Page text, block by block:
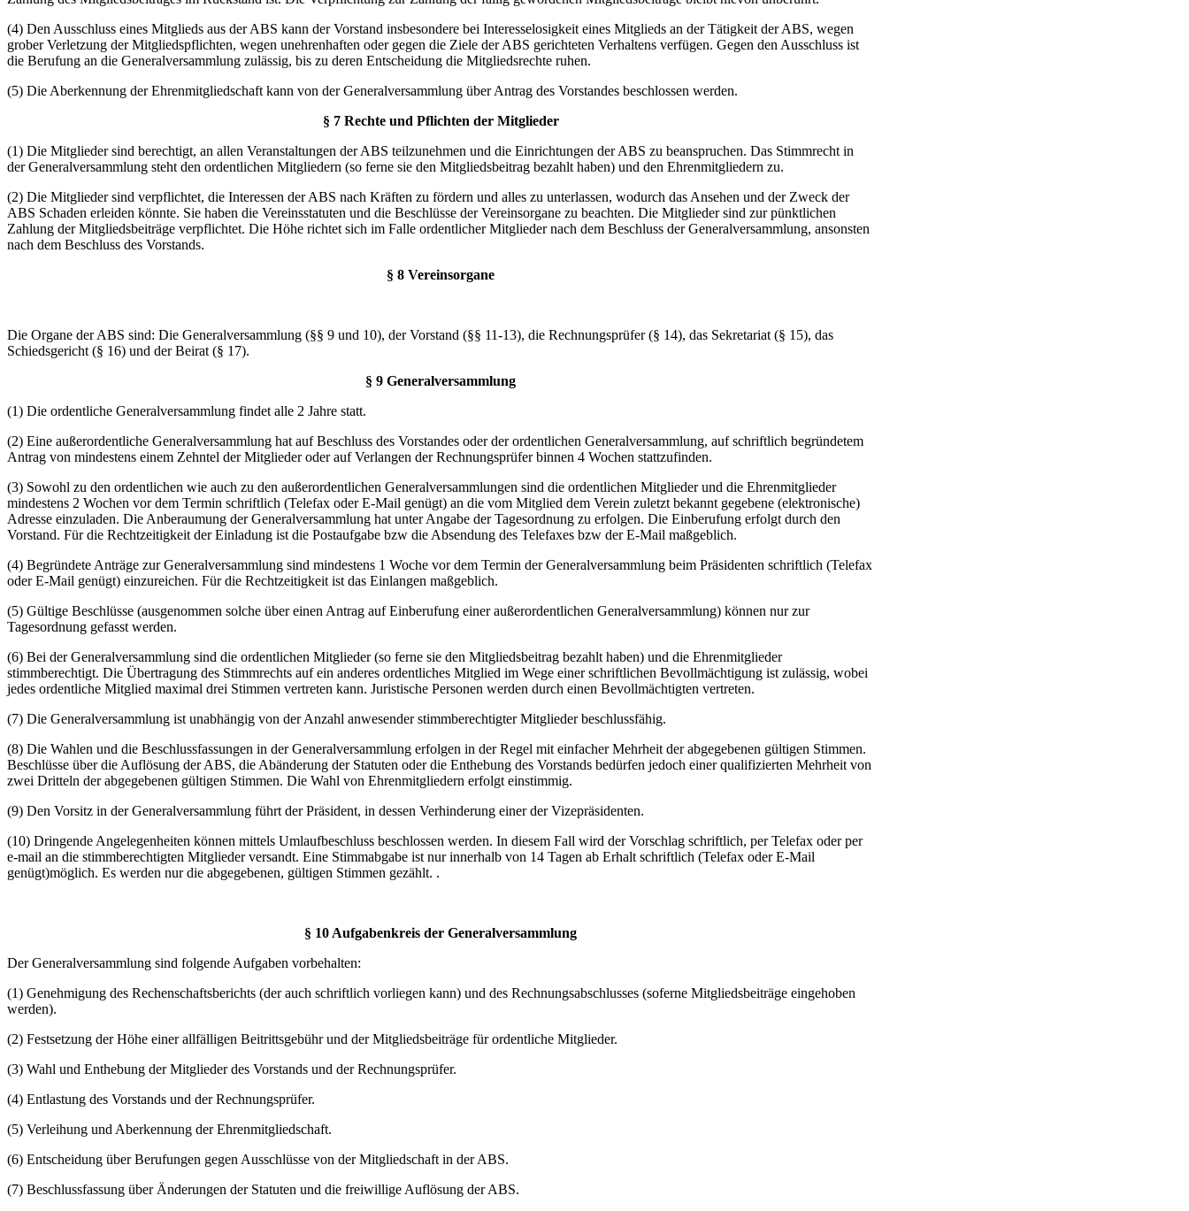
(4) Den Ausschluss eines Mitglieds aus der ABS kann der Vorstand insbesondere bei Interesselosigkeit eines Mitglieds an der Tätigkeit der ABS, wegen
grober Verletzung der Mitgliedspflichten, wegen unehrenhaften oder gegen die Ziele der ABS gerichteten Verhaltens verfügen. Gegen den Ausschluss ist
die Berufung an die Generalversammlung zulässig, bis zu deren Entscheidung die Mitgliedsrechte ruhen.
(5) Die Aberkennung der Ehrenmitgliedschaft kann von der Generalversammlung über Antrag des Vorstandes beschlossen werden.
§ 7 Rechte und Pflichten der Mitglieder
(1) Die Mitglieder sind berechtigt, an allen Veranstaltungen der ABS teilzunehmen und die Einrichtungen der ABS zu beanspruchen. Das Stimmrecht in
der Generalversammlung steht den ordentlichen Mitgliedern (so ferne sie den Mitgliedsbeitrag bezahlt haben) und den Ehrenmitgliedern zu.
(2) Die Mitglieder sind verpflichtet, die Interessen der ABS nach Kräften zu fördern und alles zu unterlassen, wodurch das Ansehen und der Zweck der
ABS Schaden erleiden könnte. Sie haben die Vereinsstatuten und die Beschlüsse der Vereinsorgane zu beachten. Die Mitglieder sind zur pünktlichen
Zahlung der Mitgliedsbeiträge verpflichtet. Die Höhe richtet sich im Falle ordentlicher Mitglieder nach dem Beschluss der Generalversammlung, ansonsten
nach dem Beschluss des Vorstands.
§ 8 Vereinsorgane
Die Organe der ABS sind: Die Generalversammlung (§§ 9 und 10), der Vorstand (§§ 11-13), die Rechnungsprüfer (§ 14), das Sekretariat (§ 15), das
Schiedsgericht (§ 16) und der Beirat (§ 17).
§ 9 Generalversammlung
(1) Die ordentliche Generalversammlung findet alle 2 Jahre statt.
(2) Eine außerordentliche Generalversammlung hat auf Beschluss des Vorstandes oder der ordentlichen Generalversammlung, auf schriftlich begründetem
Antrag von mindestens einem Zehntel der Mitglieder oder auf Verlangen der Rechnungsprüfer binnen 4 Wochen stattzufinden.
(3) Sowohl zu den ordentlichen wie auch zu den außerordentlichen Generalversammlungen sind die ordentlichen Mitglieder und die Ehrenmitglieder
mindestens 2 Wochen vor dem Termin schriftlich (Telefax oder E-Mail genügt) an die vom Mitglied dem Verein zuletzt bekannt gegebene (elektronische)
Adresse einzuladen. Die Anberaumung der Generalversammlung hat unter Angabe der Tagesordnung zu erfolgen. Die Einberufung erfolgt durch den
Vorstand. Für die Rechtzeitigkeit der Einladung ist die Postaufgabe bzw die Absendung des Telefaxes bzw der E-Mail maßgeblich.
(4) Begründete Anträge zur Generalversammlung sind mindestens 1 Woche vor dem Termin der Generalversammlung beim Präsidenten schriftlich (Telefax
oder E-Mail genügt) einzureichen. Für die Rechtzeitigkeit ist das Einlangen maßgeblich.
(5) Gültige Beschlüsse (ausgenommen solche über einen Antrag auf Einberufung einer außerordentlichen Generalversammlung) können nur zur
Tagesordnung gefasst werden.
(6) Bei der Generalversammlung sind die ordentlichen Mitglieder (so ferne sie den Mitgliedsbeitrag bezahlt haben) und die Ehrenmitglieder
stimmberechtigt. Die Übertragung des Stimmrechts auf ein anderes ordentliches Mitglied im Wege einer schriftlichen Bevollmächtigung ist zulässig, wobei
jedes ordentliche Mitglied maximal drei Stimmen vertreten kann. Juristische Personen werden durch einen Bevollmächtigten vertreten.
(7) Die Generalversammlung ist unabhängig von der Anzahl anwesender stimmberechtigter Mitglieder beschlussfähig.
(8) Die Wahlen und die Beschlussfassungen in der Generalversammlung erfolgen in der Regel mit einfacher Mehrheit der abgegebenen gültigen Stimmen.
Beschlüsse über die Auflösung der ABS, die Abänderung der Statuten oder die Enthebung des Vorstands bedürfen jedoch einer qualifizierten Mehrheit von
zwei Dritteln der abgegebenen gültigen Stimmen. Die Wahl von Ehrenmitgliedern erfolgt einstimmig.
(9) Den Vorsitz in der Generalversammlung führt der Präsident, in dessen Verhinderung einer der Vizepräsidenten.
(10) Dringende Angelegenheiten können mittels Umlaufbeschluss beschlossen werden. In diesem Fall wird der Vorschlag schriftlich, per Telefax oder per
e-mail an die stimmberechtigten Mitglieder versandt. Eine Stimmabgabe ist nur innerhalb von 14 Tagen ab Erhalt schriftlich (Telefax oder E-Mail
genügt)möglich. Es werden nur die abgegebenen, gültigen Stimmen gezählt. .
§ 10 Aufgabenkreis der Generalversammlung
Der Generalversammlung sind folgende Aufgaben vorbehalten:
(1) Genehmigung des Rechenschaftsberichts (der auch schriftlich vorliegen kann) und des Rechnungsabschlusses (soferne Mitgliedsbeiträge eingehoben
werden).
(2) Festsetzung der Höhe einer allfälligen Beitrittsgebühr und der Mitgliedsbeiträge für ordentliche Mitglieder.
(3) Wahl und Enthebung der Mitglieder des Vorstands und der Rechnungsprüfer.
(4) Entlastung des Vorstands und der Rechnungsprüfer.
(5) Verleihung und Aberkennung der Ehrenmitgliedschaft.
(6) Entscheidung über Berufungen gegen Ausschlüsse von der Mitgliedschaft in der ABS.
(7) Beschlussfassung über Änderungen der Statuten und die freiwillige Auflösung der ABS.